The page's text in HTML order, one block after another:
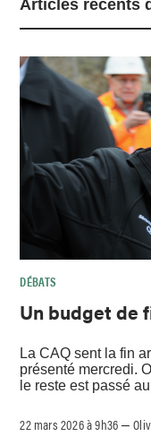
Articles récents
DÉBATS
Un budget de
La CAQ sent la fin
présenté mercredi.
le reste est passé
22 mars 2026 à 9h36 –